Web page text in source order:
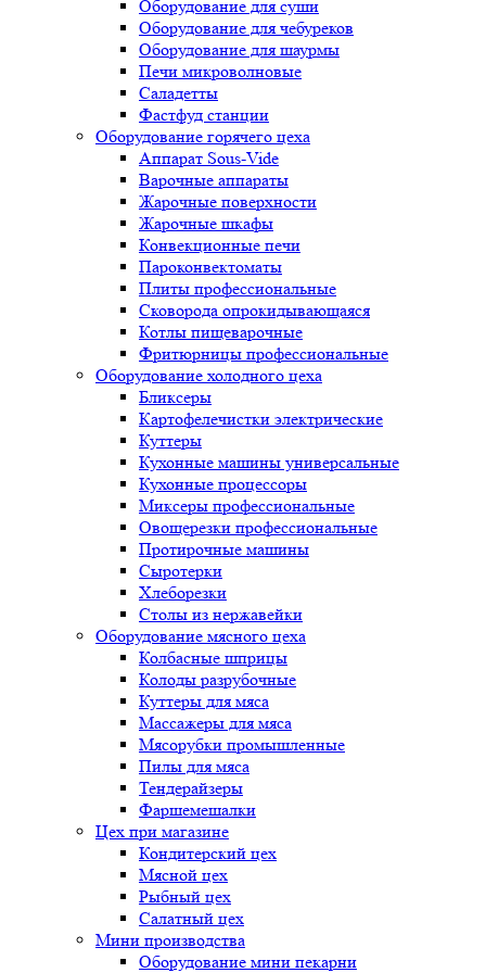
Оборудование для суши
Оборудование для чебуреков
Оборудование для шаурмы
Печи микроволновые
Саладетты
Фастфуд станции
Оборудование горячего цеха
Аппарат Sous-Vide
Варочные аппараты
Жарочные поверхности
Жарочные шкафы
Конвекционные печи
Пароконвектоматы
Плиты профессиональные
Сковорода опрокидывающаяся
Котлы пищеварочные
Фритюрницы профессиональные
Оборудование холодного цеха
Бликсеры
Картофелечистки электрические
Куттеры
Кухонные машины универсальные
Кухонные процессоры
Миксеры профессиональные
Овощерезки профессиональные
Протирочные машины
Сыротерки
Хлеборезки
Столы из нержавейки
Оборудование мясного цеха
Колбасные шприцы
Колоды разрубочные
Куттеры для мяса
Массажеры для мяса
Мясорубки промышленные
Пилы для мяса
Тендерайзеры
Фаршемешалки
Цех при магазине
Кондитерский цех
Мясной цех
Рыбный цех
Салатный цех
Мини производства
Оборудование мини пекарни